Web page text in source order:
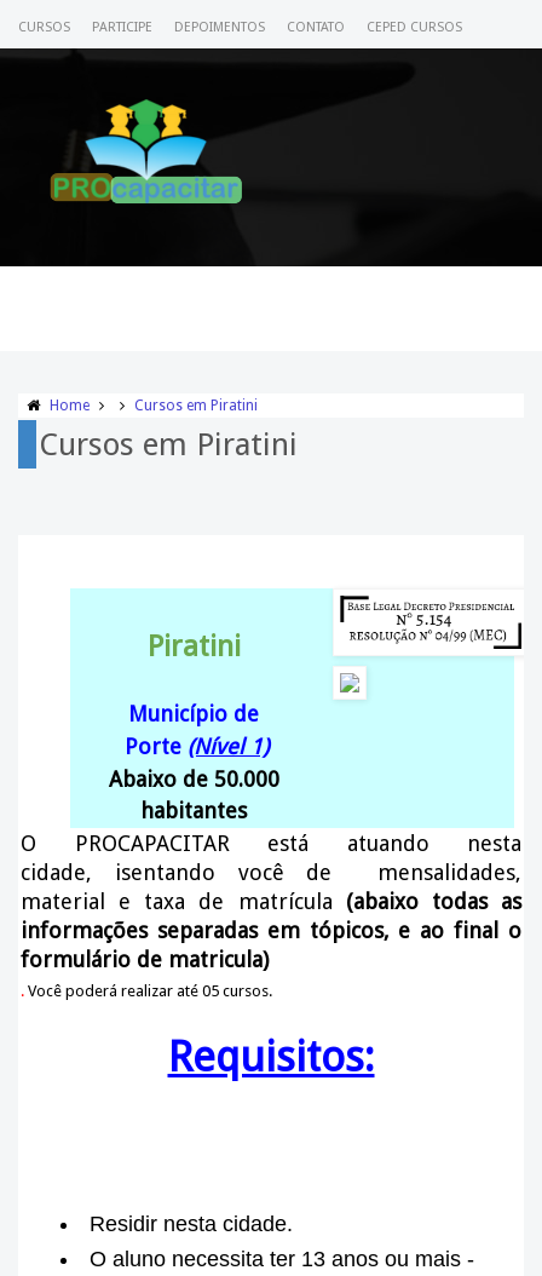
CURSOS PARTICIPE DEPOIMENTOS CONTATO CEPED CURSOS
Home Cursos em Piratini
Cursos em Piratini
Piratini
Município de
Porte (Nível 1)
Abaixo de 50.000
habitantes
O PROCAPACITAR está atuando nesta
cidade, isentando você de mensalidades,
material e taxa de matrícula (abaixo todas as
informações separadas em tópicos, e ao final o
formulário de matricula)
. Você poderá realizar até 05 cursos.
Requisitos:
Residir nesta cidade.
O aluno necessita ter 13 anos ou mais -